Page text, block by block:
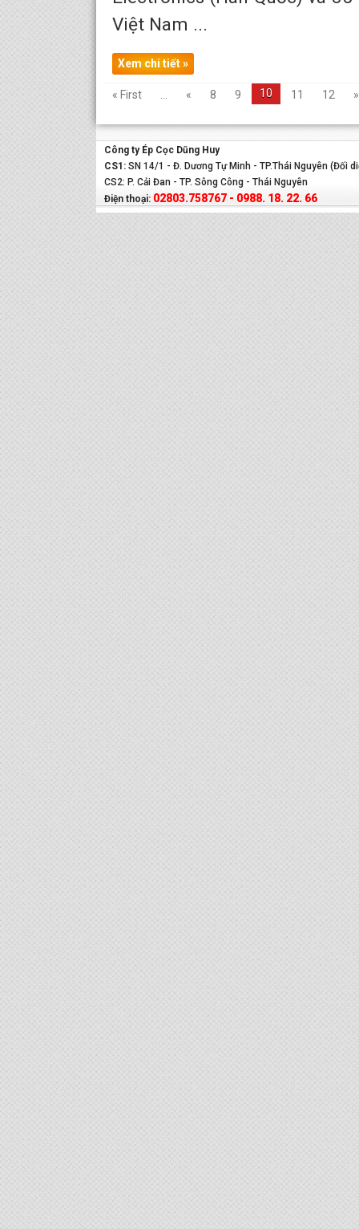
Việt Nam ...
Xem chi tiết »
« First « 8 9 10 11 12 »
Công ty Ép Cọc Dũng Huy
CS1: SN 14/1 - Đ. Dương Tự Minh - TP.Thái Nguyên (Đối
CS2: P. Cải Đan - TP. Sông Công - Thái Nguyên
Điện thoại: 02803.758767 - 0988. 18. 22. 66